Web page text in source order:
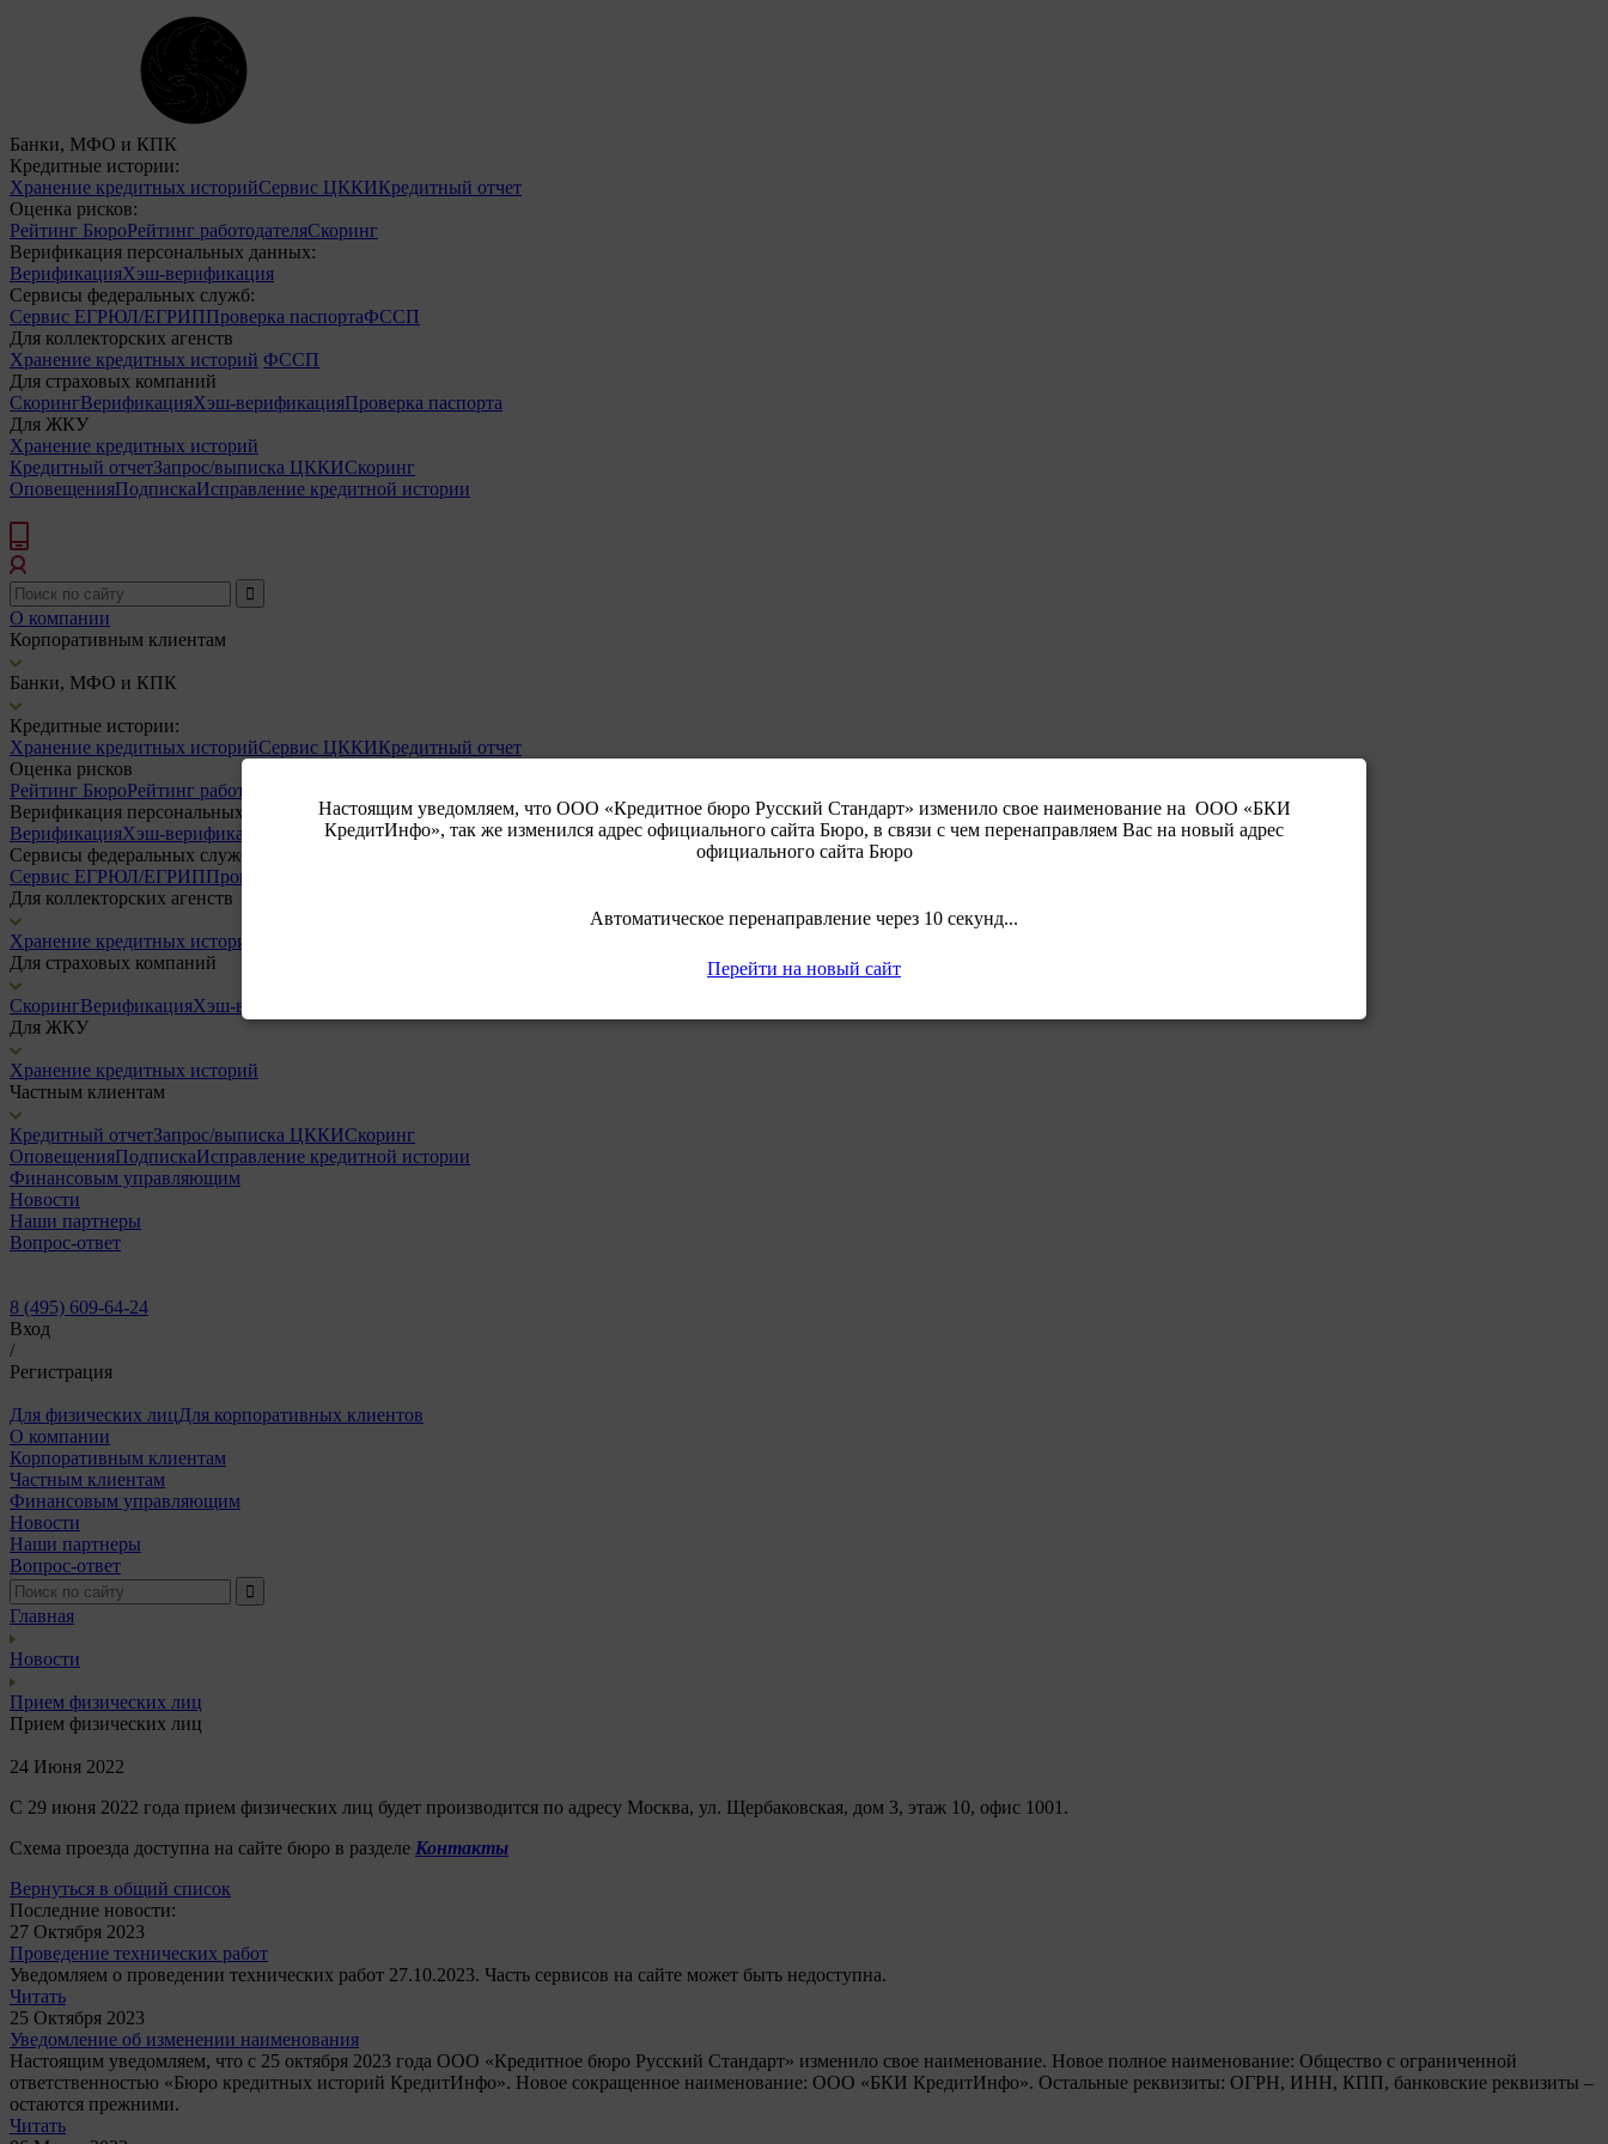
Настоящим уведомляем, что ООО «Кредитное бюро Русский Стандарт» изменило свое наименование на ООО «БКИ
КредитИнфо», так же изменился адрес официального сайта Бюро, в связи с чем перенаправляем Вас на новый адрес
официального сайта Бюро
Автоматическое перенаправление через 10 секунд...
Перейти на новый сайт
Банки, МФО и КПК
Кредитные истории:
Хранение кредитных историйСервис ЦККИКредитный отчет
Оценка рисков:
Рейтинг БюроРейтинг работодателяСкоринг
Верификация персональных данных:
ВерификацияХэш-верификация
Сервисы федеральных служб:
Сервис ЕГРЮЛ/ЕГРИППроверка паспортаФССП
Для коллекторских агенств
Хранение кредитных историй ФССП
Для страховых компаний
СкорингВерификацияХэш-верификацияПроверка паспорта
Для ЖКУ
Хранение кредитных историй
Кредитный отчетЗапрос/выписка ЦККИСкоринг
ОповещенияПодпискаИсправление кредитной истории
О компании
Корпоративным клиентам
Банки, МФО и КПК
Кредитные истории:
Хранение кредитных историйСервис ЦККИКредитный отчет
Оценка рисков
Рейтинг БюроРейтинг работодателя
Верификация персональных данных:
ВерификацияХэш-верификация
Сервисы федеральных служб:
Сервис ЕГРЮЛ/ЕГРИППроверка паспорта
Для коллекторских агенств
Хранение кредитных историй
Для страховых компаний
СкорингВерификацияХэш-верификация
Для ЖКУ
Хранение кредитных историй
Частным клиентам
Кредитный отчетЗапрос/выписка ЦККИСкоринг
ОповещенияПодпискаИсправление кредитной истории
Финансовым управляющим
Новости
Наши партнеры
Вопрос-ответ
8 (495) 609-64-24
Вход
/
Регистрация
Для физических лицДля корпоративных клиентов
О компании
Корпоративным клиентам
Частным клиентам
Финансовым управляющим
Новости
Наши партнеры
Вопрос-ответ
Главная
Новости
Прием физических лиц
Прием физических лиц
24 Июня 2022
С 29 июня 2022 года прием физических лиц будет производится по адресу Москва, ул. Щербаковская, дом 3, этаж 10, офис 1001.
Схема проезда доступна на сайте бюро в разделе Контакты
Вернуться в общий список
Последние новости:
27 Октября 2023
Проведение технических работ
Уведомляем о проведении технических работ 27.10.2023. Часть сервисов на сайте может быть недоступна.
Читать
25 Октября 2023
Уведомление об изменении наименования
Настоящим уведомляем, что с 25 октября 2023 года ООО «Кредитное бюро Русский Стандарт» изменило свое наименование. Новое полное наименование: Общество с ограниченной
ответственностью «Бюро кредитных историй КредитИнфо». Новое сокращенное наименование: ООО «БКИ КредитИнфо». Остальные реквизиты: ОГРН, ИНН, КПП, банковские реквизиты –
остаются прежними.
Читать